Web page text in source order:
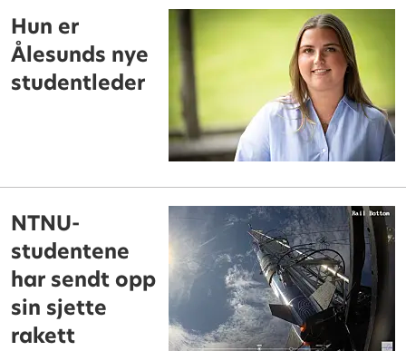
Hun er
Ålesunds nye
studentleder
NTNU-
studentene
har sendt opp
sin sjette
rakett